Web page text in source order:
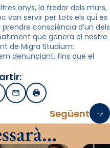
anys, la fredor dels murs,
van servir per tots els qui es
consciència d’un dels
que genera el nostre
de Migra Studium:
denunciant, fins que el
EmailImprimir
Següent